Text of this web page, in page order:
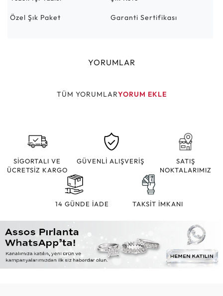
Özel Şık Paket Garanti Sertifikası
YORUMLAR
TÜM YORUMLARYORUM EKLE
SİGORTALI VE
ÜCRETSİZ KARGO
GÜVENLİ ALIŞVERİŞ
SATIŞ
NOKTALARIMIZ
14 GÜNDE İADE TAKSİT İMKANI